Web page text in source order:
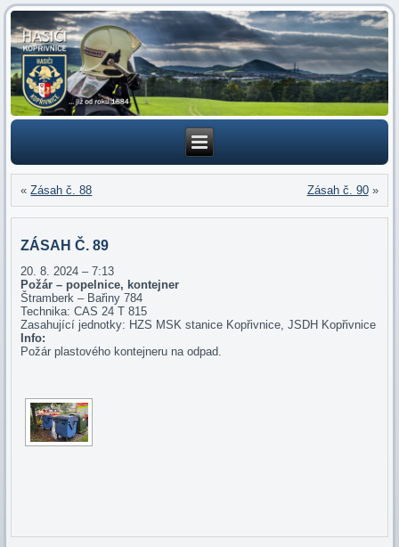
«Zásah č. 88 Zásah č. 90»
ZÁSAH Č. 89
20. 8. 2024 – 7:13
Požár – popelnice, kontejner
Štramberk – Bařiny 784
Technika: CAS 24 T 815
Zasahující jednotky: HZS MSK stanice Kopřivnice, JSDH Kopřivnice
Info:
Požár plastového kontejneru na odpad.